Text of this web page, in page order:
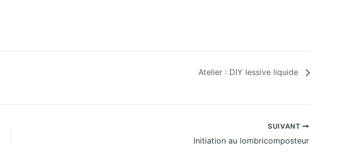
Atelier : DIY lessive liquide
SUIVANT
Initiation au lombricomposteur